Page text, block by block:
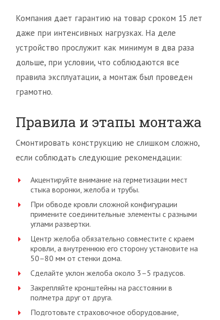
Компания дает гарантию на товар сроком 15 лет
даже при интенсивных нагрузках. На деле
устройство прослужит как минимум в два раза
дольше, при условии, что соблюдаются все
правила эксплуатации, а монтаж был проведен
грамотно.
Правила и этапы монтажа
Смонтировать конструкцию не слишком сложно,
если соблюдать следующие рекомендации:
Акцентируйте внимание на герметизации мест
стыка воронки, желоба и трубы.
При обводе кровли сложной конфигурации
примените соединительные элементы с разными
углами развертки.
Центр желоба обязательно совместите с краем
кровли, а внутреннюю его сторону установите на
50–80 мм от стенки дома.
Сделайте уклон желоба около 3–5 градусов.
Закрепляйте кронштейны на расстоянии в
полметра друг от друга.
Подготовьте страховочное оборудование,